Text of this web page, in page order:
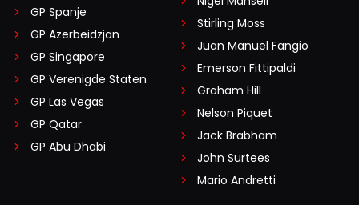
GP Spanje
GP Azerbeidzjan
GP Singapore
GP Verenigde Staten
GP Las Vegas
GP Qatar
GP Abu Dhabi
Stirling Moss
Juan Manuel Fangio
Emerson Fittipaldi
Graham Hill
Nelson Piquet
Jack Brabham
John Surtees
Mario Andretti